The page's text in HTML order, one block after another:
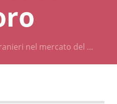
nel mercato del …